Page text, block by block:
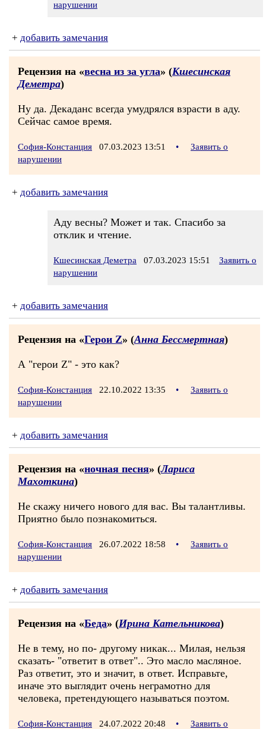
нарушении
+ добавить замечания
Рецензия на «весна из за угла» (Кшесинская
Деметра)
Ну да. Декаданс всегда умудрялся взрасти в аду.
Сейчас самое время.
София-Констанция 07.03.2023 13:51 •
Заявить о
нарушении
+ добавить замечания
Аду весны? Может и так. Спасибо за
отклик и чтение.
Кшесинская Деметра 07.03.2023 15:51
Заявить о
нарушении
+ добавить замечания
Рецензия на «Герои Z» (Анна Бессмертная)
А "герои Z" - это как?
София-Констанция 22.10.2022 13:35 •
Заявить о
нарушении
+ добавить замечания
Рецензия на «ночная песня» (Лариса
Махоткина)
Не скажу ничего нового для вас. Вы талантливы.
Приятно было познакомиться.
София-Констанция 26.07.2022 18:58 •
Заявить о
нарушении
+ добавить замечания
Рецензия на «Беда» (Ирина Кательникова)
Не в тему, но по- другому никак... Милая, нельзя
сказать- "ответит в ответ".. Это масло масляное.
Раз ответит, это и значит, в ответ. Исправьте,
иначе это выглядит очень неграмотно для
человека, претендующего называться поэтом.
София-Констанция 24.07.2022 20:48 •
Заявить о